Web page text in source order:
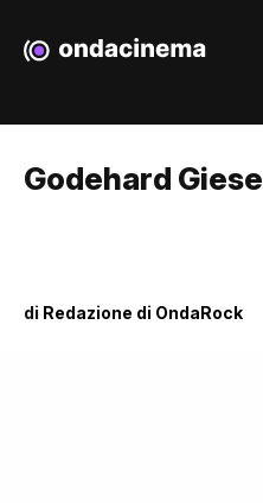
Godehard Giese
di Redazione di OndaRock